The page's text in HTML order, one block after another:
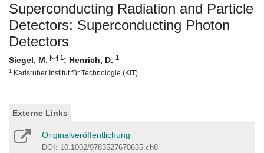
Superconducting Radiation and Particle
Detectors: Superconducting Photon
Detectors
Siegel, M. 1; Henrich, D. 1
1 Karlsruher Institut für Technologie (KIT)
Externe Links
Originalveröffentlichung
DOI: 10.1002/9783527670635.ch8